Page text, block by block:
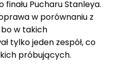
finału Pucharu Stanleya.
w porównaniu z
bo w takich
tylko jeden zespół, co
próbujących.